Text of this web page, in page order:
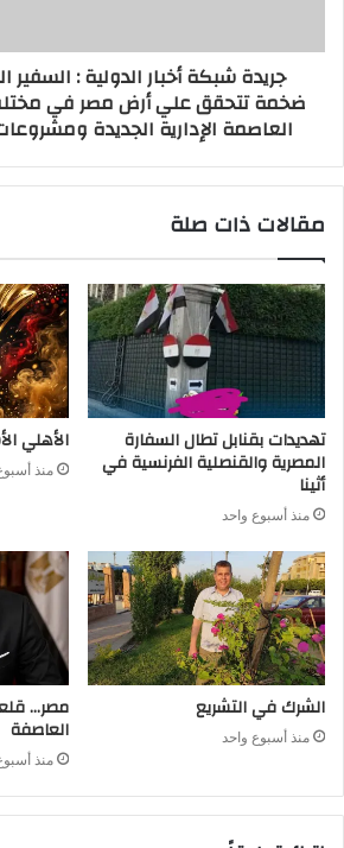
جريدة شبكة أخبار الدولية : السفير
ضخمة تتحقق علي أرض مصر في
العاصمة الإدارية الجديدة
مقالات ذات صلة
تهديدات بقنابل تطال السفارة
المصرية والقنصلية الفرنسية في
أثينا
منذ أسبوع واحد
الأهلي
منذ
الشرك في التشريع
منذ أسبوع واحد
مصر…
العاصفة
منذ